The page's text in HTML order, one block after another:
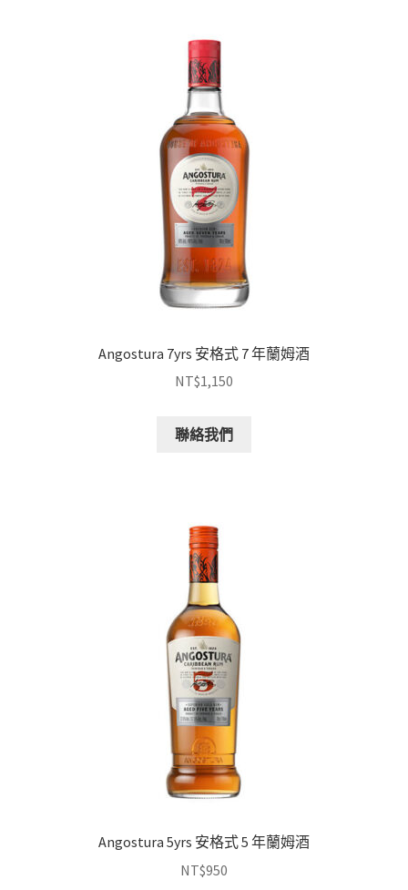
Angostura 7yrs 安格式 7 年蘭姆酒
NT$1,150
聯絡我們
Angostura 5yrs 安格式 5 年蘭姆酒
NT$950